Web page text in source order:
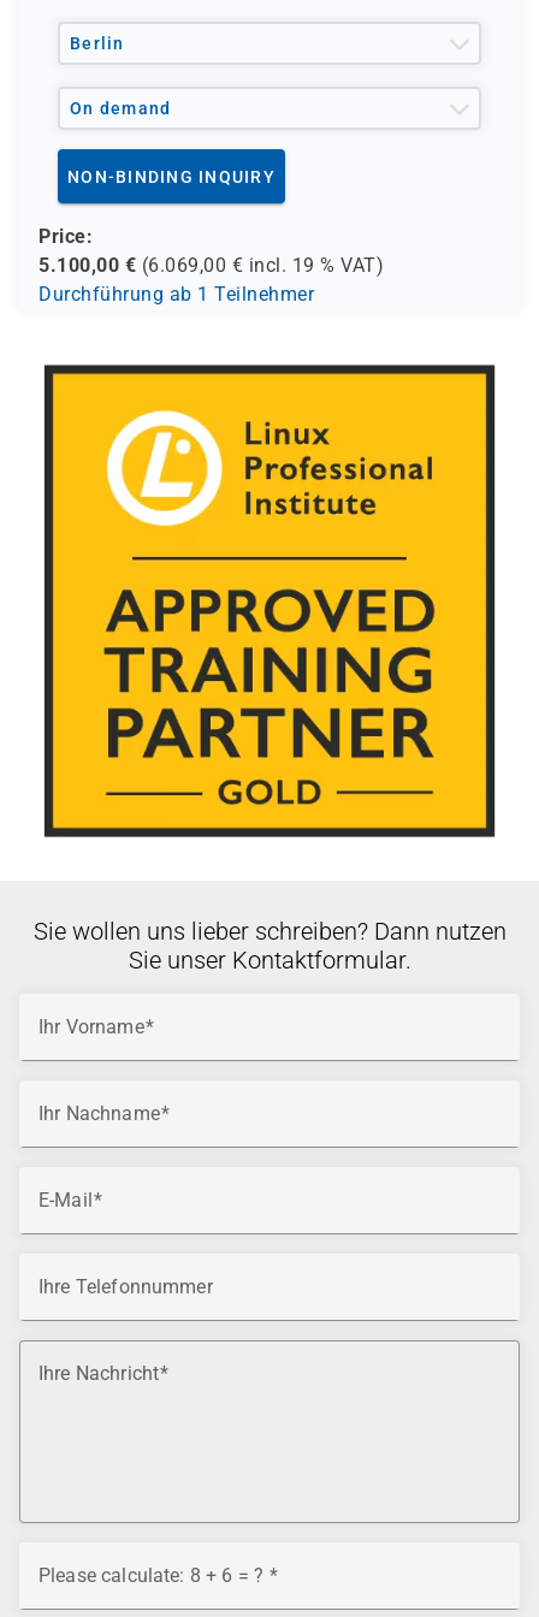
und andere Träger möglich
Berlin
On demand
NON-BINDING INQUIRY
Price:
5.100,00 € (6.069,00 € incl. 19 % VAT)
Durchführung ab 1 Teilnehmer
Sie wollen uns lieber schreiben? Dann nutzen
Sie unser Kontaktformular.
Ihr Vorname
Ihr Nachname
E-Mail
Ihre Telefonnummer
Ihre Nachricht
Please calculate: 8 + 6 = ?